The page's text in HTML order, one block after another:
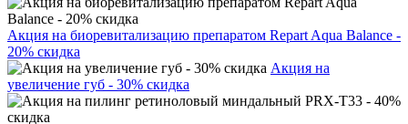
Акция на биоревитализацию препаратом Repart Aqua Balance -
20% скидка
Акция на
увеличение губ - 30% скидка